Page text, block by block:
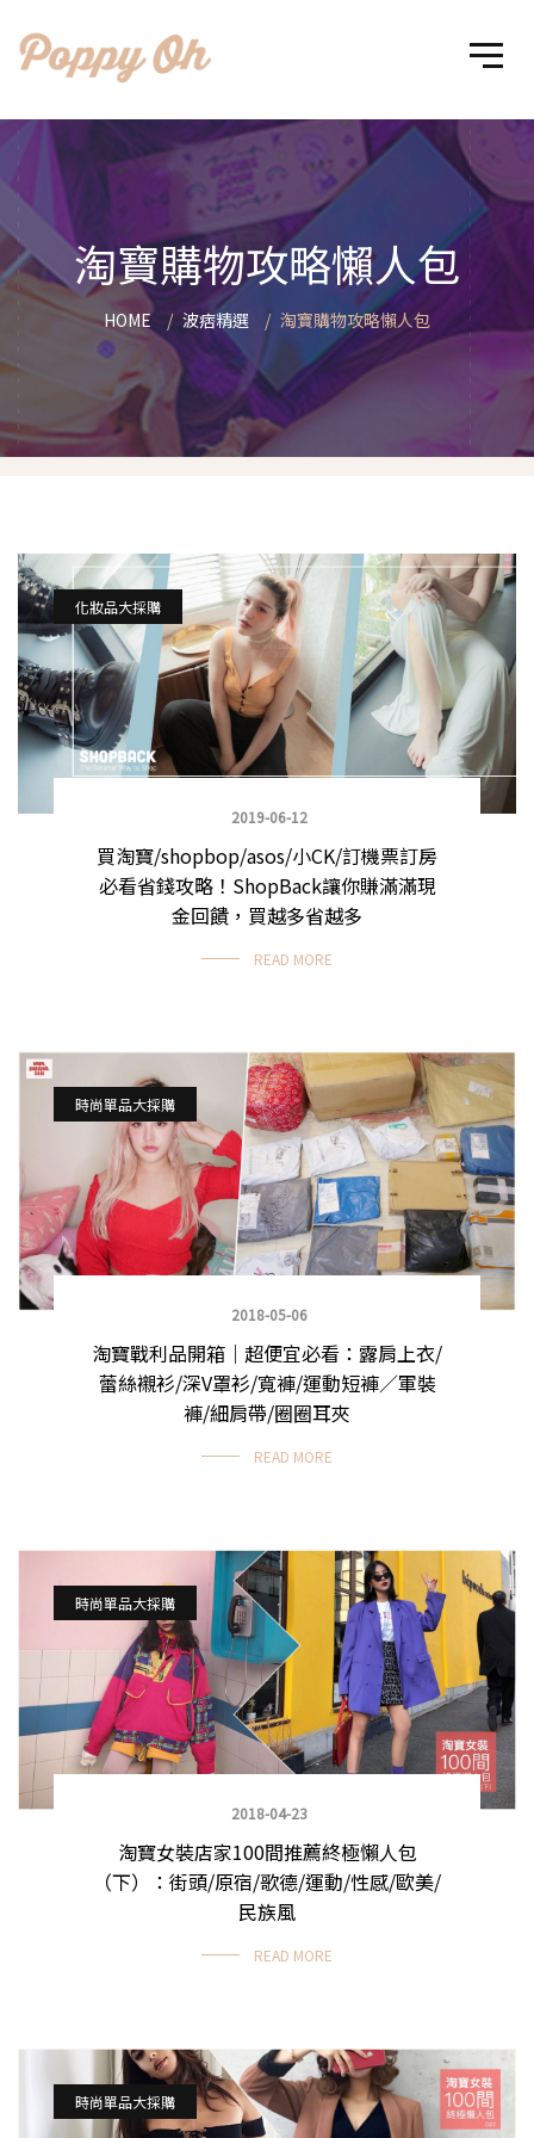
淘寶購物攻略懶人包
HOME 波痞精選 淘寶購物攻略懶人包
化妝品大採購
2019-06-12
買淘寶/shopbop/asos/小CK/訂機票訂房
必看省錢攻略！ShopBack讓你賺滿滿現
金回饋，買越多省越多
READ MORE
時尚單品大採購
2018-05-06
淘寶戰利品開箱｜超便宜必看：露肩上衣/
蕾絲襯衫/深V罩衫/寬褲/運動短褲／軍裝
褲/細肩帶/圈圈耳夾
READ MORE
時尚單品大採購
2018-04-23
淘寶女裝店家100間推薦終極懶人包
（下）：街頭/原宿/歌德/運動/性感/歐美/
民族風
READ MORE
時尚單品大採購